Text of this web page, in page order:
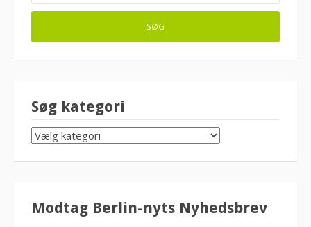
Søg kategori
SØG
KATEGORI
Modtag Berlin-nyts Nyhedsbrev